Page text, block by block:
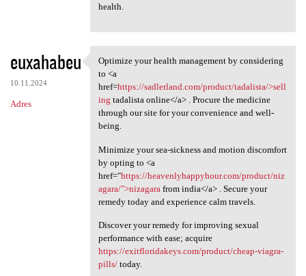
health.
euxahabeu
10.11.2024
Adres
Optimize your health
Optimize your health management by considering
to <a
href=https://sadlerland.com/product/tadalista/>sell
ing tadalista online</a> . Procure the medicine
through our site for your convenience and well-
being.
Minimize your sea-sickness and motion discomfort
by opting to <a
href="https://heavenlyhappyhour.com/product/niz
agara/">nizagara from india</a> . Secure your
remedy today and experience calm travels.
Discover your remedy for improving sexual
performance with ease; acquire
https://exitfloridakeys.com/product/cheap-viagra-
pills/today.